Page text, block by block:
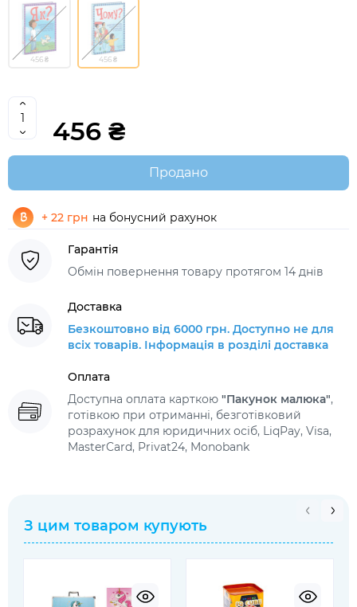
456 ₴ 456 ₴
456 ₴
Продано
+ 22 грн на бонусний рахунок
Гарантія
Обмін повернення товару протягом 14 днів
Доставка
Безкоштовно від 6000 грн. Доступно не для
всіх товарів. Інформація в розділі доставка
Оплата
Доступна оплата карткою "Пакунок малюка",
готівкою при отриманні, безготівковий
розрахунок для юридичних осіб, LiqPay, Visa,
MasterCard, Privat24, Monobank
З цим товаром купують